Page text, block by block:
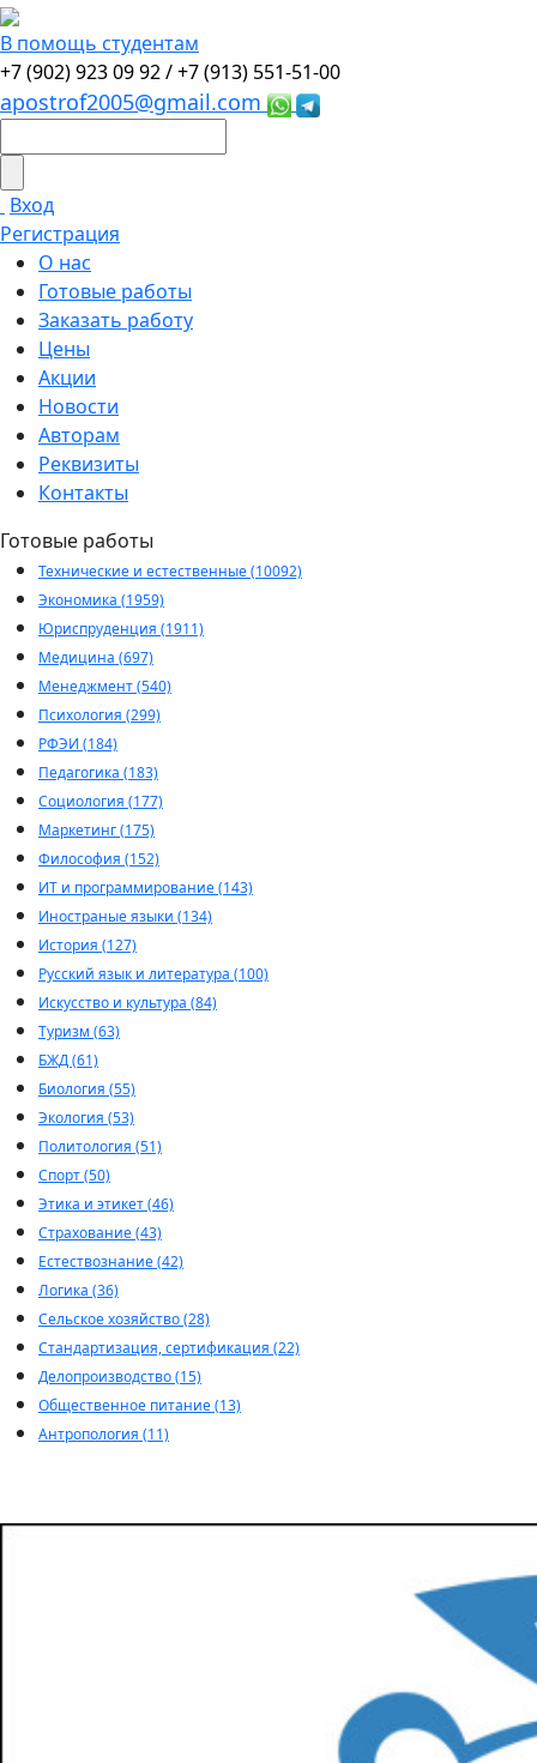
В помощь студентам
+7 (902) 923 09 92 /+7 (913) 551-51-00
apostrof2005@gmail.com
Вход
Регистрация
О нас
Готовые работы
Заказать работу
Цены
Акции
Новости
Авторам
Реквизиты
Контакты
Готовые работы
Технические и естественные (10092)
Экономика (1959)
Юриспруденция (1911)
Медицина (697)
Менеджмент (540)
Психология (299)
РФЭИ (184)
Педагогика (183)
Социология (177)
Маркетинг (175)
Философия (152)
ИТ и программирование (143)
Иностраные языки (134)
История (127)
Русский язык и литература (100)
Искусство и культура (84)
Туризм (63)
БЖД (61)
Биология (55)
Экология (53)
Политология (51)
Спорт (50)
Этика и этикет (46)
Страхование (43)
Естествознание (42)
Логика (36)
Сельское хозяйство (28)
Стандартизация, сертификация (22)
Делопроизводство (15)
Общественное питание (13)
Антропология (11)